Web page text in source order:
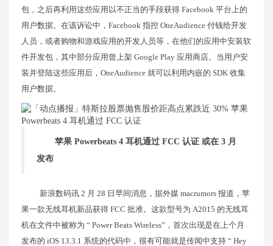
包，之后再利用这些应用以不正当的手段获得 Facebook 平台上的
用户数据。在该诉讼中，Facebook 指控 OneAudience 付钱给开发
人员，或者购物和游戏应用的开发人员等，在他们的应用中安装软
件开发包，其中部分应用曾上架 Google Play 应用商店。当用户安
装并登陆这些应用后，OneAudience 就可以利用内嵌的 SDK 收集
用户数据。
苹果 Powerbeats 4 耳机通过 FCC 认证 或在 3 月
发布
新浪数码讯 2 月 28 日早间消息，据外媒 macrumors 报道，苹
果一款无线耳机新品获得 FCC 批准。这款型号为 A2015 的无线耳
机在文件中被称为 “ Power Beats Wireless”，首次出现是在上个月
发布的 iOS 13.3.1 系统的代码中，很有可能就是传闻中支持 “ Hey